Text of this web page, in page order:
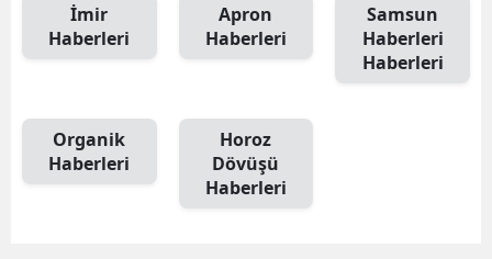
İmir
Haberleri
Apron
Haberleri
Samsun
Haberleri
Haberleri
Organik
Haberleri
Horoz
Dövüşü
Haberleri